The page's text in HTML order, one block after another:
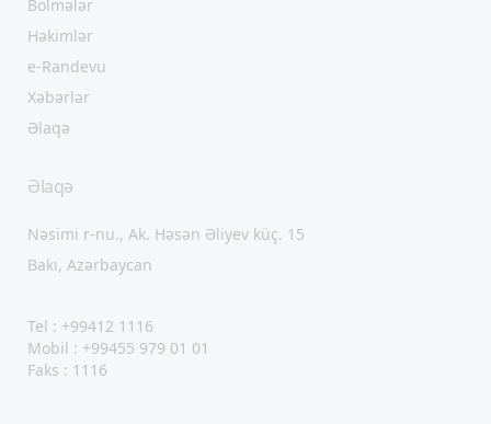
Bölmələr
Həkimlər
e-Randevu
Xəbərlər
Əlaqə
Əlaqə
Nəsimi r-nu., Ak. Həsən Əliyev küç. 15
Bakı, Azərbaycan
Tel : +99412 1116
Mobil : +99455 979 01 01
Faks : 1116